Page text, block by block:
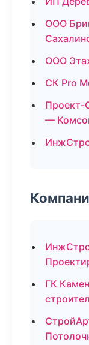
ООО
ООО
СК Pro
Проект-
—
ГК